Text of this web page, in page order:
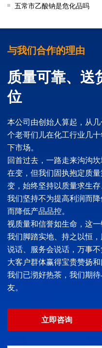
五常市乙酸钠是危化品吗
与我们合作的理由
质量可靠、送
位
本公司由创始人算起，从
个老哥们儿在化工行业几
下市场。
回首过去，一路走来沟沟
在变，但我们固执抱定质
变，始终坚持以质量求生存
我们坚持不为提高利润而
而降低产品品控。
视质量和信誉如生命，这
我们脚踏实地、持之以恒
说话、服务会说话，万事
大客户群体赢得宝贵赞扬和
我们已沏好热茶，我们期
友。
立即咨询